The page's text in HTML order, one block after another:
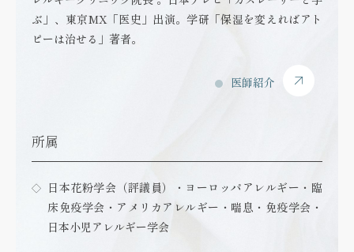
ぶ」、東京MX「医史」出演。学研「保湿を変えればアト
ピーは治せる」著者。
医師紹介
所属
日本花粉学会（評議員）・ヨーロッパアレルギー・臨
床免疫学会・アメリカアレルギー・喘息・免疫学会・
日本小児アレルギー学会